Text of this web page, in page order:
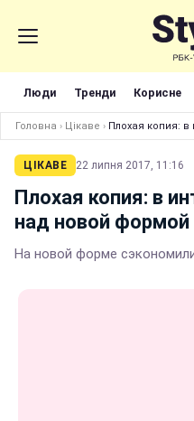
Люди Тренди Корисне
Головна › Цікаве › Плохая копия:
ЦІКАВЕ 22 липня 2017, 11:16
Плохая копия: в
над новой
На новой форме